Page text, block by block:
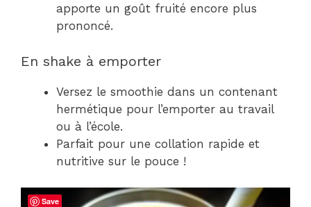
apporte un goût fruité encore plus
prononcé.
En shake à emporter
Versez le smoothie dans un contenant
hermétique pour l’emporter au travail
ou à l’école.
Parfait pour une collation rapide et
nutritive sur le pouce !
Save